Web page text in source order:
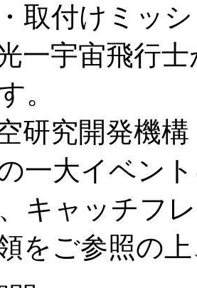
取付けミッ
一宇宙飛行
。
研究開発機
一大イベン
キャッチフ
をご参照の